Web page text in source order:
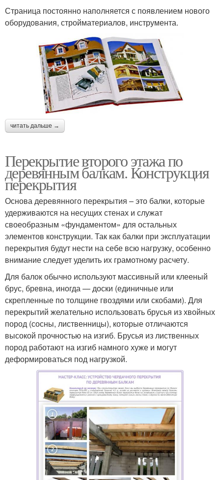
Страница постоянно наполняется с появлением нового
оборудования, стройматериалов, инструмента.
читать дальше →
Перекрытие второго этажа по
деревянным балкам. Конструкция
перекрытия
Основа деревянного перекрытия – это балки, которые
удерживаются на несущих стенах и служат
своеобразным «фундаментом» для остальных
элементов конструкции. Так как балки при эксплуатации
перекрытия будут нести на себе всю нагрузку, особенно
внимание следует уделить их грамотному расчету.
Для балок обычно используют массивный или клееный
брус, бревна, иногда — доски (единичные или
скрепленные по толщине гвоздями или скобами). Для
перекрытий желательно использовать брусья из хвойных
пород (сосны, лиственницы), которые отличаются
высокой прочностью на изгиб. Брусья из лиственных
пород работают на изгиб намного хуже и могут
деформироваться под нагрузкой.